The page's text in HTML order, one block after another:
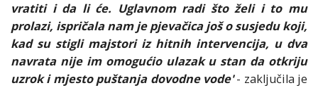
vratiti i da li će. Uglavnom radi što želi i to mu
prolazi, ispričala nam je pjevačica još o susjedu koji,
kad su stigli majstori iz hitnih intervencija, u dva
navrata nije im omogućio ulazak u stan da otkriju
uzrok i mjesto puštanja dovodne vode'- zaključila je